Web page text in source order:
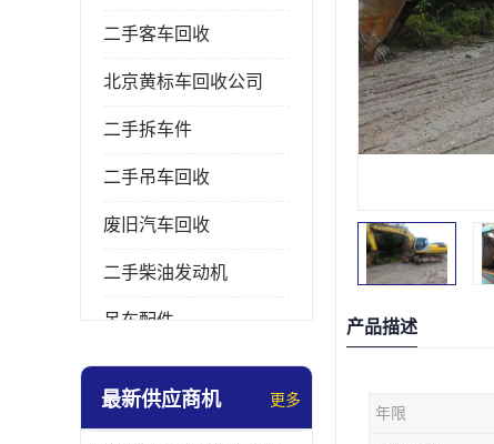
二手客车回收
北京黄标车回收公司
二手拆车件
二手吊车回收
废旧汽车回收
二手柴油发动机
吊车配件
挖掘机拆车件
最新供应商机 更多
产品描述
年限